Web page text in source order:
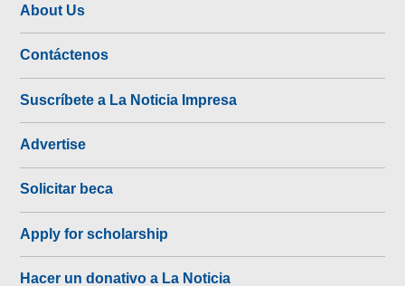
About Us
Contáctenos
Suscríbete a La Noticia Impresa
Advertise
Solicitar beca
Apply for scholarship
Hacer un donativo a La Noticia